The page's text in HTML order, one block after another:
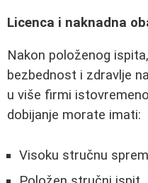
Licenca i naknadna
Nakon položenog
bezbednost i zdravlje
u više firmi
dobijanje morate imati:
Visoku stručnu